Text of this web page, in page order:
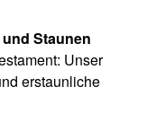
und Staunen
Unser
erstaunliche